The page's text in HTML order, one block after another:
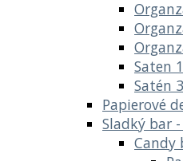
Saten
Satén
Papierové
Sladký bar
Candy